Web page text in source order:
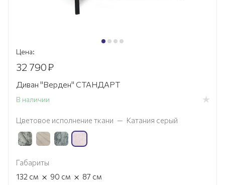
Цена:
32 790₽
Диван "Верден" СТАНДАРТ
В наличии
Цветовое исполнение ткани — Катания серый
Габариты
132 см × 90 см × 87 см